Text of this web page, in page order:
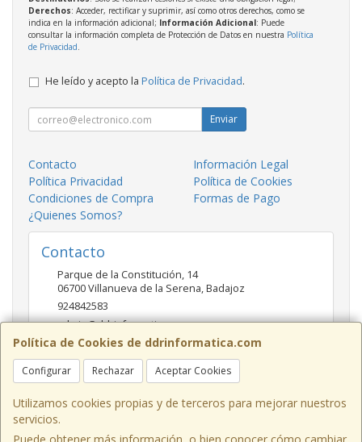
Política de Cookies de ddrinformatica.com
Configurar Rechazar Aceptar Cookies
Utilizamos cookies propias y de terceros para mejorar nuestros
servicios.
Derechos: Acceder, rectificar y suprimir, así como otros derechos, como se
indica en la información adicional; Información Adicional: Puede
consultar la información completa de Protección de Datos en nuestra Política
de Privacidad.
He leído y acepto la Política de Privacidad.
Enviar
Contacto
Información Legal
Política Privacidad
Política de Cookies
Condiciones de Compra
Formas de Pago
¿Quienes Somos?
Contacto
Parque de la Constitución, 14
06700Villanueva de la Serena,Badajoz
924842583
admin@ddrinformatica.com
Horario
Mañanas 9.30 - 14 Tardes 17 - 20